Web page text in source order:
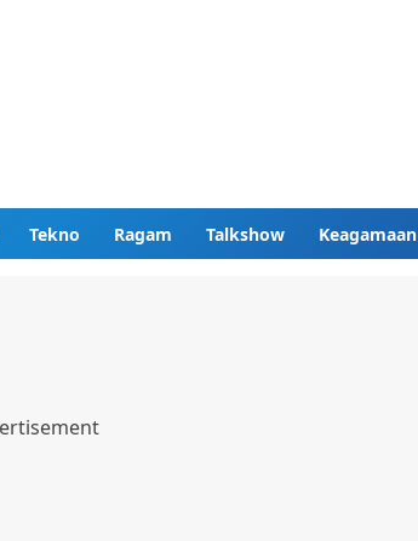
Tekno Ragam Talkshow Keagamaan